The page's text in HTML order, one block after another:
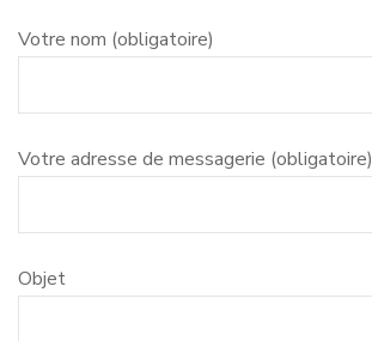
Votre nom (obligatoire)
Votre adresse de messagerie (obligatoire)
Objet